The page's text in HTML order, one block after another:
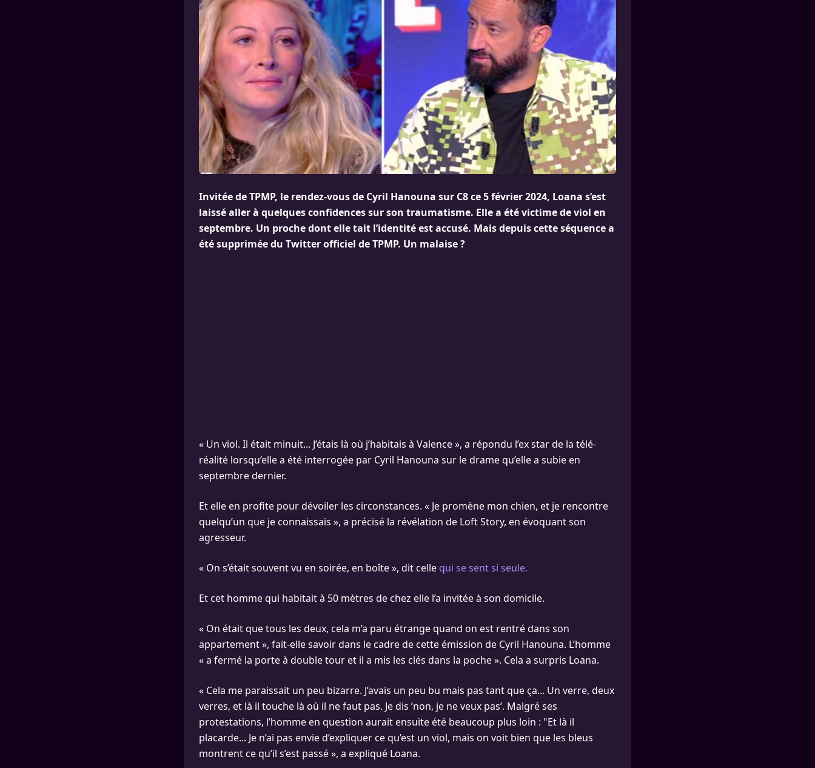
Invitée de TPMP, le rendez-vous de Cyril Hanouna sur C8 ce 5 février 2024, Loana s’est
laissé aller à quelques confidences sur son traumatisme. Elle a été victime de viol en
septembre. Un proche dont elle tait l’identité est accusé. Mais depuis cette séquence a
été supprimée du Twitter officiel de TPMP. Un malaise ?
« Un viol. Il était minuit... J’étais là où j’habitais à Valence », a répondu l’ex star de la télé-
réalité lorsqu’elle a été interrogée par Cyril Hanouna sur le drame qu’elle a subie en
septembre dernier.
Et elle en profite pour dévoiler les circonstances. « Je promène mon chien, et je rencontre
quelqu’un que je connaissais », a précisé la révélation de Loft Story, en évoquant son
agresseur.
« On s’était souvent vu en soirée, en boîte », dit celle qui se sent si seule.
Et cet homme qui habitait à 50 mètres de chez elle l’a invitée à son domicile.
« On était que tous les deux, cela m’a paru étrange quand on est rentré dans son
appartement », fait-elle savoir dans le cadre de cette émission de Cyril Hanouna. L’homme
« a fermé la porte à double tour et il a mis les clés dans la poche ». Cela a surpris Loana.
« Cela me paraissait un peu bizarre. J’avais un peu bu mais pas tant que ça... Un verre, deux
verres, et là il touche là où il ne faut pas. Je dis ’non, je ne veux pas’. Malgré ses
protestations, l’homme en question aurait ensuite été beaucoup plus loin : "Et là il
placarde... Je n’ai pas envie d’expliquer ce qu’est un viol, mais on voit bien que les bleus
montrent ce qu’il s’est passé », a expliqué Loana.